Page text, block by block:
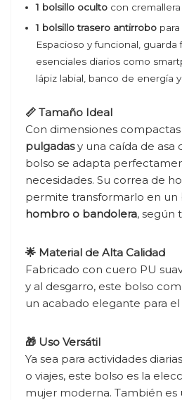
1 bolsillo oculto con
1 bolsillo trasero antirrobo
Espacioso y funcional,
esenciales diarios como
lápiz labial, banco de energía y
📏 Tamaño Ideal
Con dimensiones
pulgadasy una caída de asa
bolso se adapta
necesidades. Su correa de
permite transformarlo en un
hombro o bandolera, según
🌟 Material de Alta Calidad
Fabricado con cuero PU
y al desgarro, este bolso
un acabado elegante para el
🎁 Uso Versátil
Ya sea para actividades
o viajes, este bolso es la
mujer moderna. También es